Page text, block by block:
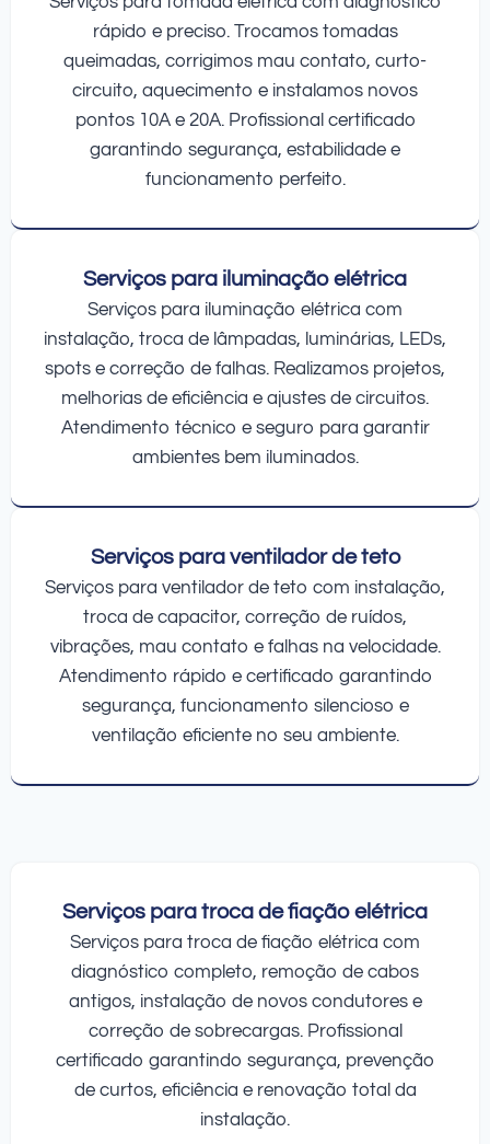
rápido e preciso. Trocamos tomadas
queimadas, corrigimos mau contato, curto-
circuito, aquecimento e instalamos novos
pontos 10A e 20A. Profissional certificado
garantindo segurança, estabilidade e
funcionamento perfeito.
Serviços para iluminação elétrica
Serviços para iluminação elétrica com
instalação, troca de lâmpadas, luminárias, LEDs,
spots e correção de falhas. Realizamos projetos,
melhorias de eficiência e ajustes de circuitos.
Atendimento técnico e seguro para garantir
ambientes bem iluminados.
Serviços para ventilador de teto
Serviços para ventilador de teto com instalação,
troca de capacitor, correção de ruídos,
vibrações, mau contato e falhas na velocidade.
Atendimento rápido e certificado garantindo
segurança, funcionamento silencioso e
ventilação eficiente no seu ambiente.
Serviços para troca de fiação elétrica
Serviços para troca de fiação elétrica com
diagnóstico completo, remoção de cabos
antigos, instalação de novos condutores e
correção de sobrecargas. Profissional
certificado garantindo segurança, prevenção
de curtos, eficiência e renovação total da
instalação.